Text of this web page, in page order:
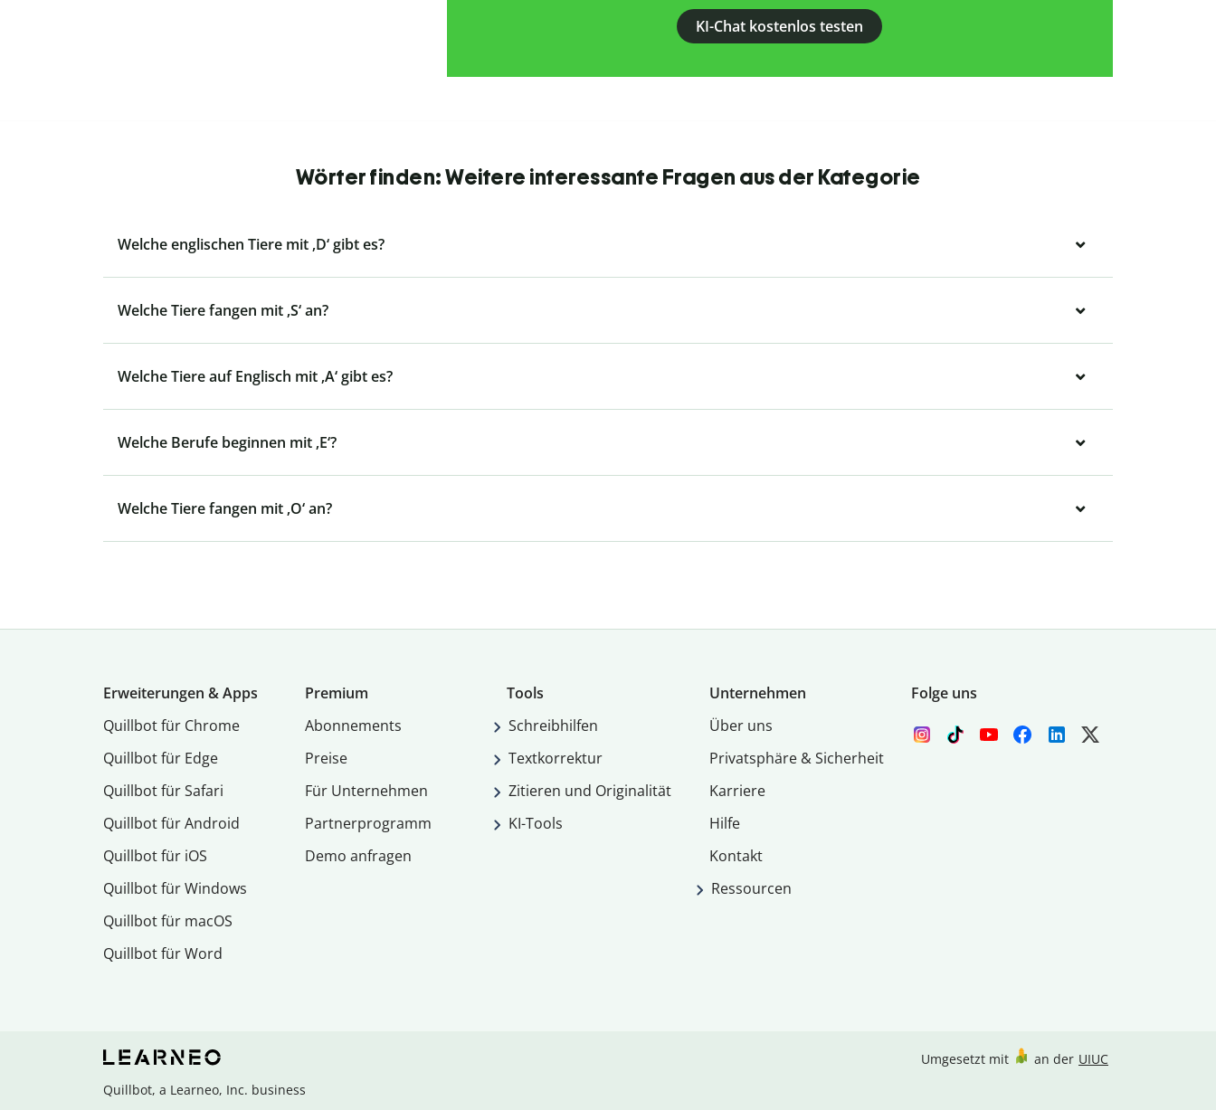
KI-Chat kostenlos testen
Wörter finden: Weitere interessante Fragen aus der Kategorie
Welche englischen Tiere mit ‚D‘ gibt es?
Welche Tiere fangen mit ‚S‘ an?
Welche Tiere auf Englisch mit ‚A‘ gibt es?
Welche Berufe beginnen mit ‚E‘?
Welche Tiere fangen mit ‚O‘ an?
Erweiterungen & Apps
Quillbot für Chrome
Quillbot für Edge
Quillbot für Safari
Quillbot für Android
Quillbot für iOS
Quillbot für Windows
Quillbot für macOS
Quillbot für Word
Premium
Abon­ne­ments
Preise
Für Unternehmen
Partnerprogramm
Demo anfragen
Tools
Schreibhilfen
Textkorrektur
Zitieren und Originalität
KI-Tools
Unternehmen
Über uns
Privatsphäre & Sicherheit
Karriere
Hilfe
Kontakt
Ressourcen
Folge uns
Quillbot, a Learneo, Inc. business
Umgesetzt mit an der UIUC